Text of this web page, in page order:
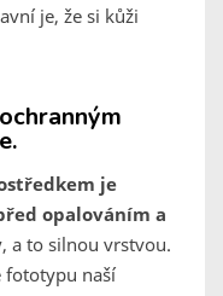
je, že si kůži
je
opalováním a
, a to silnou vrstvou.
fototypu naší